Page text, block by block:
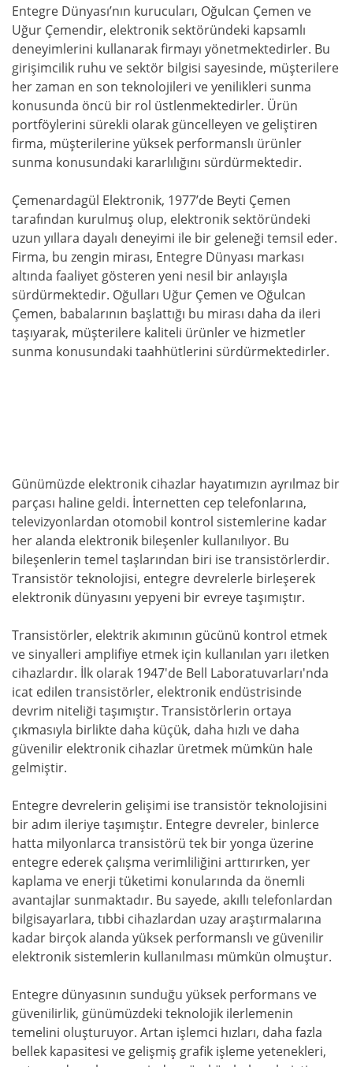
Entegre Dünyası’nın kurucuları, Oğulcan Çemen ve
Uğur Çemendir, elektronik sektöründeki kapsamlı
deneyimlerini kullanarak firmayı yönetmektedirler. Bu
girişimcilik ruhu ve sektör bilgisi sayesinde, müşterilere
her zaman en son teknolojileri ve yenilikleri sunma
konusunda öncü bir rol üstlenmektedirler. Ürün
portföylerini sürekli olarak güncelleyen ve geliştiren
firma, müşterilerine yüksek performanslı ürünler
sunma konusundaki kararlılığını sürdürmektedir.
Çemenardagül Elektronik, 1977’de Beyti Çemen
tarafından kurulmuş olup, elektronik sektöründeki
uzun yıllara dayalı deneyimi ile bir geleneği temsil eder.
Firma, bu zengin mirası, Entegre Dünyası markası
altında faaliyet gösteren yeni nesil bir anlayışla
sürdürmektedir. Oğulları Uğur Çemen ve Oğulcan
Çemen, babalarının başlattığı bu mirası daha da ileri
taşıyarak, müşterilere kaliteli ürünler ve hizmetler
sunma konusundaki taahhütlerini sürdürmektedirler.
Günümüzde elektronik cihazlar hayatımızın ayrılmaz bir
parçası haline geldi. İnternetten cep telefonlarına,
televizyonlardan otomobil kontrol sistemlerine kadar
her alanda elektronik bileşenler kullanılıyor. Bu
bileşenlerin temel taşlarından biri ise transistörlerdir.
Transistör teknolojisi, entegre devrelerle birleşerek
elektronik dünyasını yepyeni bir evreye taşımıştır.
Transistörler, elektrik akımının gücünü kontrol etmek
ve sinyalleri amplifiye etmek için kullanılan yarı iletken
cihazlardır. İlk olarak 1947'de Bell Laboratuvarları'nda
icat edilen transistörler, elektronik endüstrisinde
devrim niteliği taşımıştır. Transistörlerin ortaya
çıkmasıyla birlikte daha küçük, daha hızlı ve daha
güvenilir elektronik cihazlar üretmek mümkün hale
gelmiştir.
Entegre devrelerin gelişimi ise transistör teknolojisini
bir adım ileriye taşımıştır. Entegre devreler, binlerce
hatta milyonlarca transistörü tek bir yonga üzerine
entegre ederek çalışma verimliliğini arttırırken, yer
kaplama ve enerji tüketimi konularında da önemli
avantajlar sunmaktadır. Bu sayede, akıllı telefonlardan
bilgisayarlara, tıbbi cihazlardan uzay araştırmalarına
kadar birçok alanda yüksek performanslı ve güvenilir
elektronik sistemlerin kullanılması mümkün olmuştur.
Entegre dünyasının sunduğu yüksek performans ve
güvenilirlik, günümüzdeki teknolojik ilerlemenin
temelini oluşturuyor. Artan işlemci hızları, daha fazla
bellek kapasitesi ve gelişmiş grafik işleme yetenekleri,